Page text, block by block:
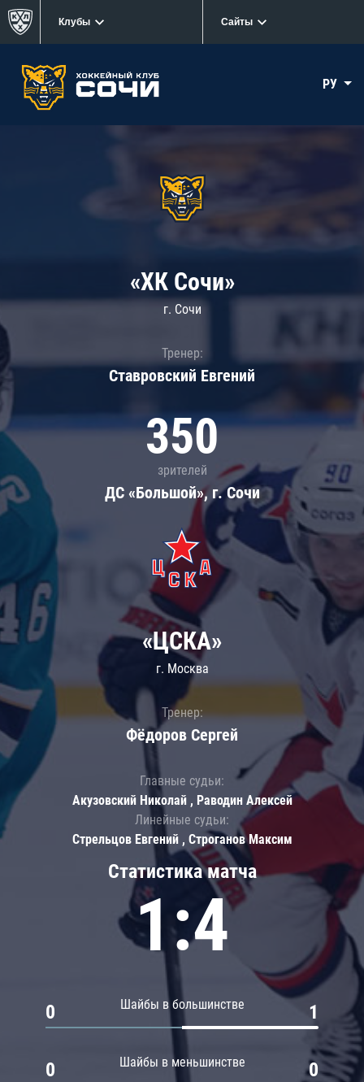
Клубы Сайты
РУ
«ХК Сочи»
г. Сочи
Тренер:
Ставровский Евгений
350
зрителей
ДС «Большой», г. Сочи
Статистика матча
1:4
Шайбы в большинстве
0 1
Шайбы в меньшинстве
0 0
«ЦСКА»
г. Москва
Тренер:
Фёдоров Сергей
Главные судьи:
Акузовский Николай , Раводин Алексей
Линейные судьи:
Стрельцов Евгений , Строганов Максим